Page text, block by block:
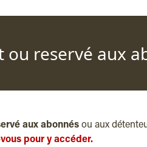
ou reservé aux
aux abonnés ou aux
pour y accéder.